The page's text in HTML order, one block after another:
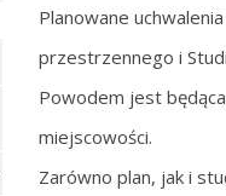
Planowane
przestrzennego i
Powodem jest
miejscowości.
Zarówno plan, jak i